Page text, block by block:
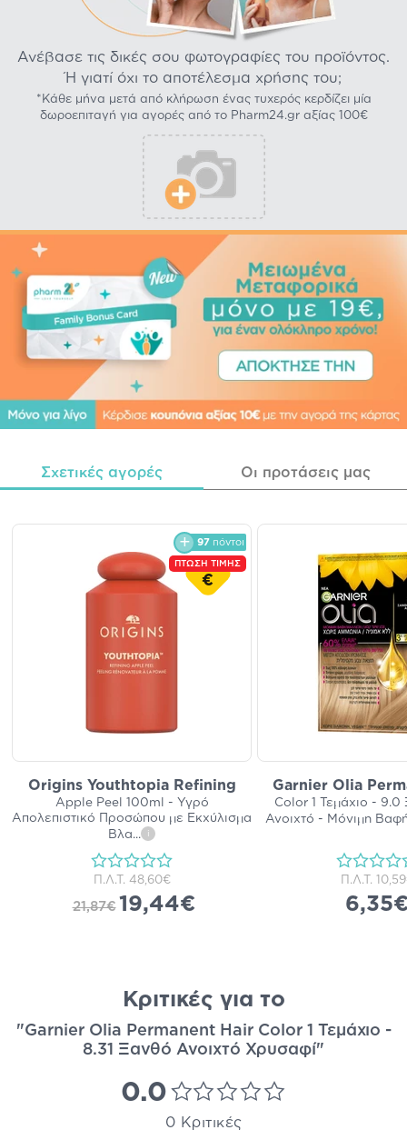
Ανέβασε τις δικές σου φωτογραφίες του προϊόντος.
Ή γιατί όχι το αποτέλεσμα χρήσης του;
*Κάθε μήνα μετά από κλήρωση ένας τυχερός κερδίζει μία
δωροεπιταγή για αγορές από το Pharm24.gr αξίας 100€
Σχετικές αγορές Οι προτάσεις μας
97 πόντοι
ΠΤΩΣΗ ΤΙΜΗΣ
€
Origins Youthtopia Refining
Apple Peel 100ml - Υγρό
Απολεπιστικό Προσώπου με Εκχύλισμα
Βλα... i
Π.Λ.Τ. 48,60€
21,87€ 19,44€
Garnier Olia
Color 1 Τεμάχιο -
Ανοιχτό - Μόνιμη
Π.Λ.Τ.
Κριτικές για το
"Garnier Olia Permanent Hair Color 1 Τεμάχιο -
8.31 Ξανθό Ανοιχτό Χρυσαφί"
0.0
0 Κριτικές